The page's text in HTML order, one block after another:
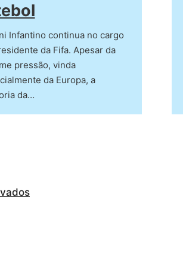
Infantino continua no cargo
da Fifa. Apesar da
pressão, vinda
da Europa, a
da…